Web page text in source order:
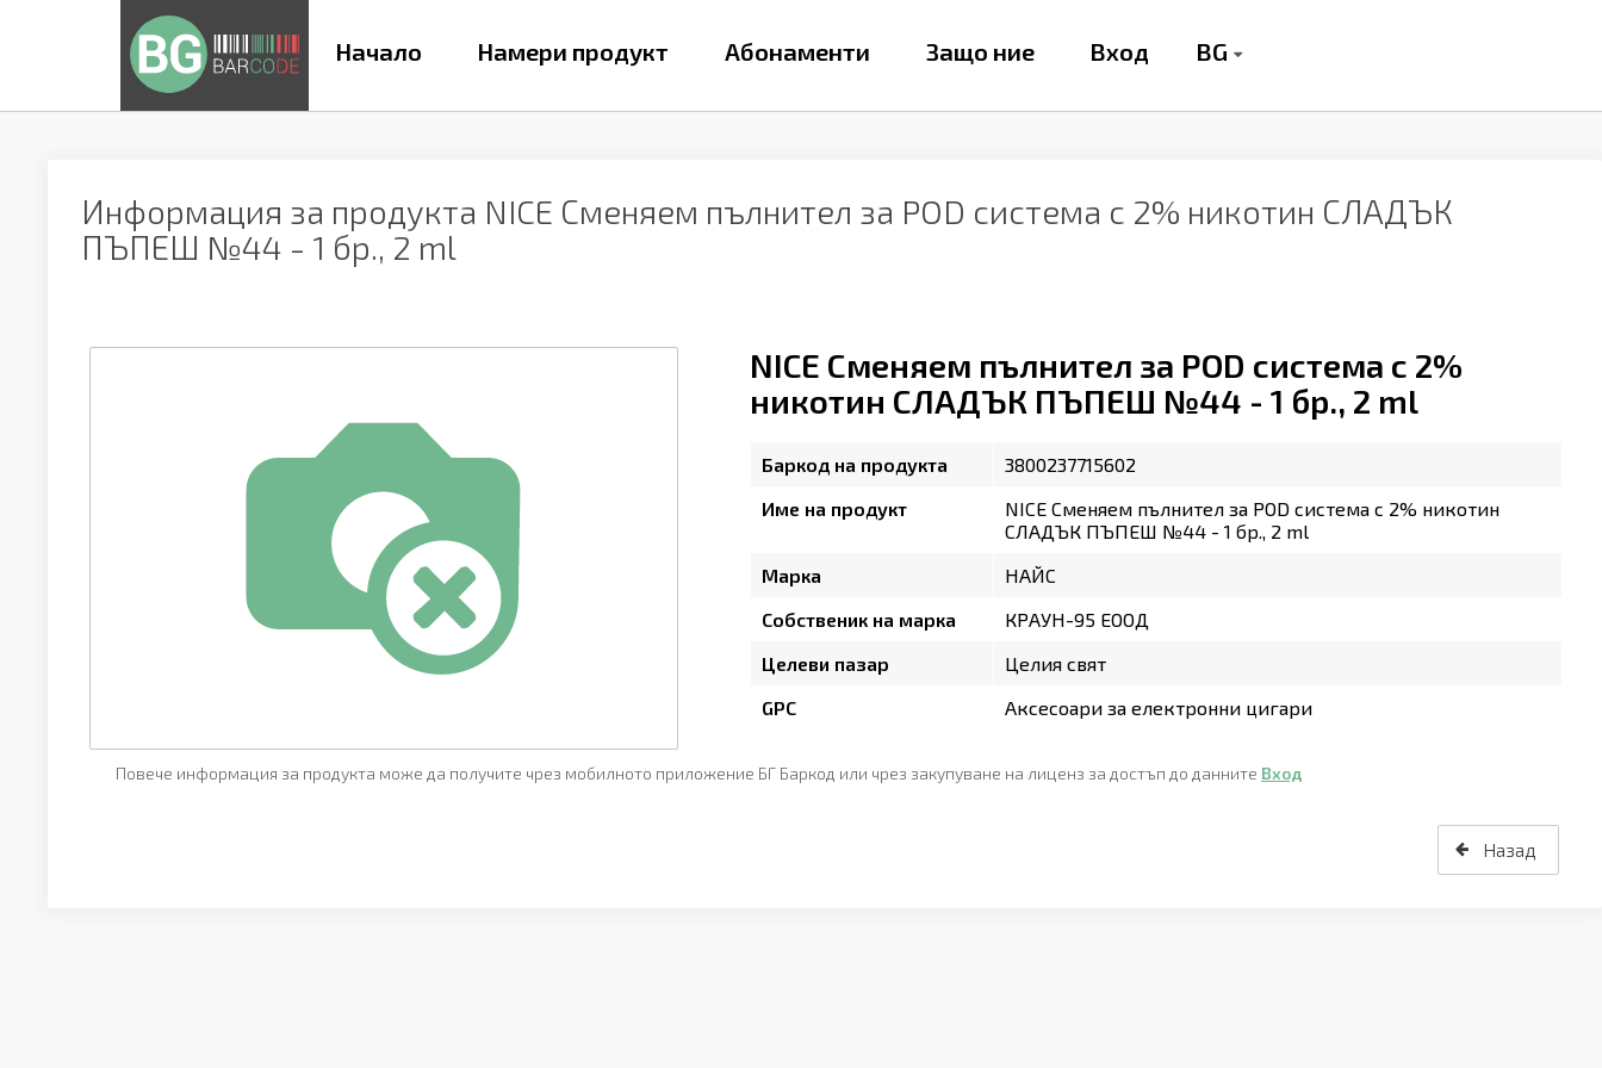
Начало Намери продукт Абонаменти Защо ние Вход BG
Информация за продукта NICE Сменяем пълнител за POD система с 2% никотин СЛАДЪК
ПЪПЕШ №44 - 1 бр., 2 ml
NICE Сменяем пълнител за POD система с 2%
никотин СЛАДЪК ПЪПЕШ №44 - 1 бр., 2 ml
Баркод на продукта
3800237715602
Име на продукт
NICE Сменяем пълнител за POD система с 2% никотин
СЛАДЪК ПЪПЕШ №44 - 1 бр., 2 ml
Марка
НАЙС
Собственик на марка
КРАУН-95 ЕООД
Целеви пазар
Целия свят
GPC
Аксесоари за електронни цигари
Повече информация за продукта може да получите чрез мобилното приложение БГ Баркод или чрез закупуване на лиценз за достъп до данните Вход
Назад